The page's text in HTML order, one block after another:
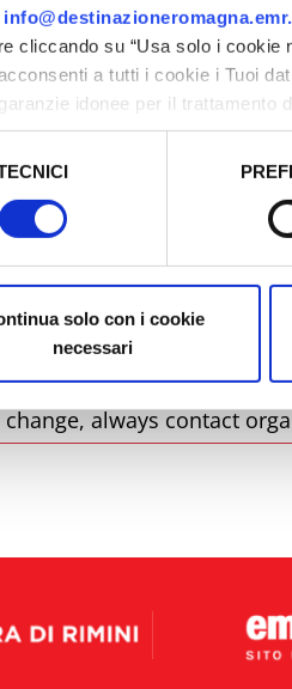
cliccando su “Usa solo i
a tutti i cookie i Tuoi
idonee per il trattamento
a Tutela dei navigatori, che
solo con i cookie
necessari
Events
To
always contact